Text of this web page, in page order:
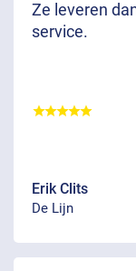
Ze leveren
service.
Erik Clits
De Lijn